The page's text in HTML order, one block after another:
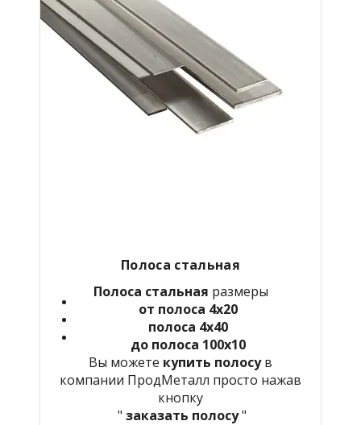
Полоса стальная
Полоса стальная размеры
от полоса 4х20
полоса 4х40
до полоса 100х10
Вы можете купить полосув
компании ПродМеталл просто нажав
кнопку
" заказать полосу"